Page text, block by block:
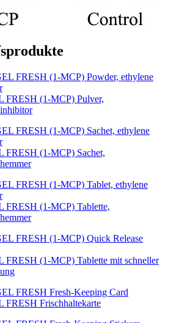
FRESH (1-MCP) Pulver,
FRESH (1-MCP) Sachet,
FRESH (1-MCP) Tablette,
FRESH (1-MCP) Tablette mit schneller
FRESH Frischhaltekarte